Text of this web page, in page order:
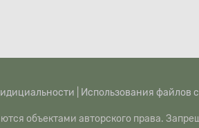
Использования файлов
объектами авторского права.